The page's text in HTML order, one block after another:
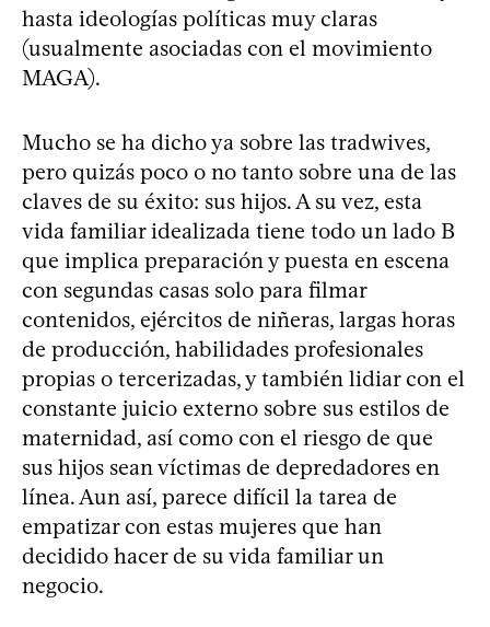
hasta ideologías políticas muy claras
(usualmente asociadas con el movimiento
MAGA).
Mucho se ha dicho ya sobre las tradwives,
pero quizás poco o no tanto sobre una de las
claves de su éxito: sus hijos. A su vez, esta
vida familiar idealizada tiene todo un lado B
que implica preparación y puesta en escena
con segundas casas solo para filmar
contenidos, ejércitos de niñeras, largas horas
de producción, habilidades profesionales
propias o tercerizadas, y también lidiar con el
constante juicio externo sobre sus estilos de
maternidad, así como con el riesgo de que
sus hijos sean víctimas de depredadores en
línea. Aun así, parece difícil la tarea de
empatizar con estas mujeres que han
decidido hacer de su vida familiar un
negocio.